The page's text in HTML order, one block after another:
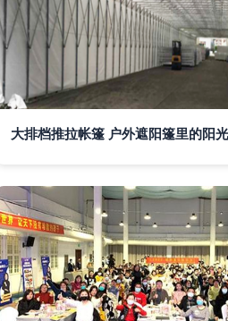
大排档推拉帐篷 户外遮阳篷里的阳